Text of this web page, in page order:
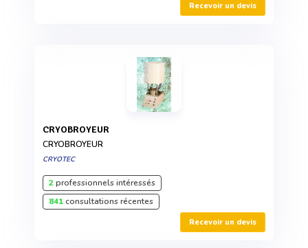
Recevoir un devis
CRYOBROYEUR
CRYOBROYEUR
CRYOTEC
2professionnels intéressés
841consultations récentes
Recevoir un devis